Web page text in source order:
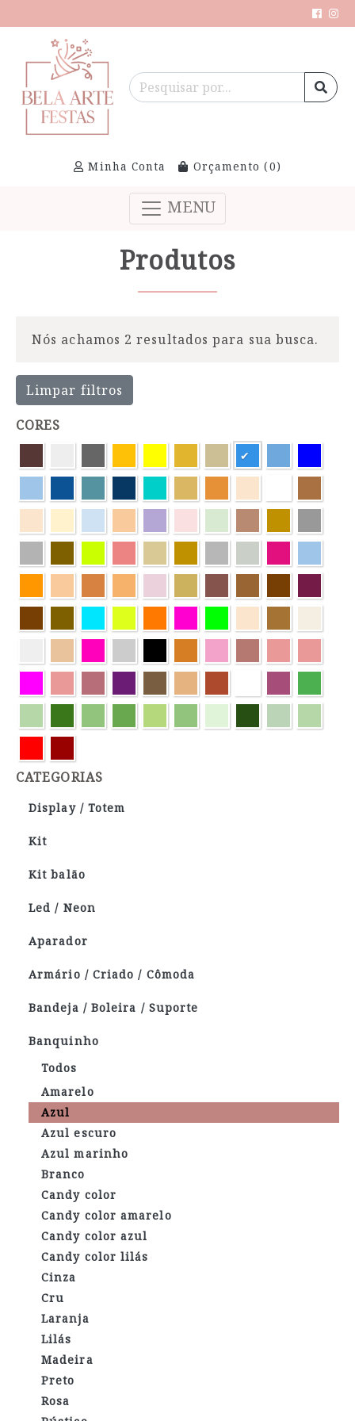
Minha Conta Orçamento (0)
MENU
Produtos
Nós achamos 2 resultados para sua busca.
Limpar filtros
CORES
CATEGORIAS
Display / Totem
Kit
Kit balão
Led / Neon
Aparador
Armário / Criado / Cômoda
Bandeja / Boleira / Suporte
Banquinho
Todos
Amarelo
Azul
Azul escuro
Azul marinho
Branco
Candy color
Candy color amarelo
Candy color azul
Candy color lilás
Cinza
Cru
Laranja
Lilás
Madeira
Preto
Rosa